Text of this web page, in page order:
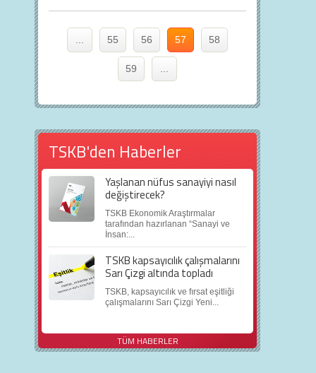
55 56 57 58
59
TSKB'den Haberler
Yaşlanan nüfus sanayiyi nasıl
değiştirecek?
TSKB Ekonomik Araştırmalar
tarafından hazırlanan “Sanayi ve
İnsan:...
TSKB kapsayıcılık çalışmalarını
Sarı Çizgi altında topladı
TSKB, kapsayıcılık ve fırsat eşitliği
çalışmalarını Sarı Çizgi Yeni...
TÜM HABERLER